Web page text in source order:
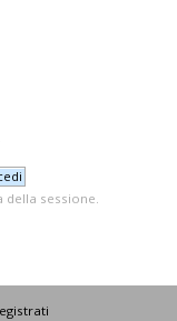
della sessione.